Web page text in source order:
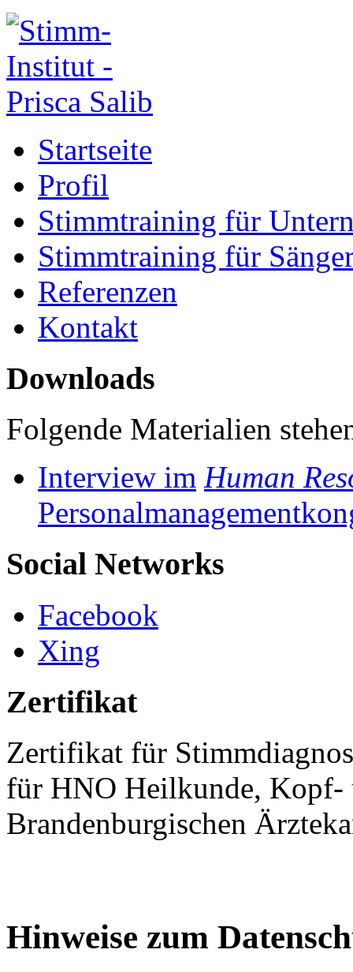
Startseite
Profil
Stimmtraining für
Stimmtraining für
Referenzen
Kontakt
Downloads
Folgende Materialien
Interview im Human
Social Networks
Facebook
Xing
Zertifikat
Zertifikat für
für HNO Heilkunde, Kopf-
Brandenburgischen
Hinweise zum